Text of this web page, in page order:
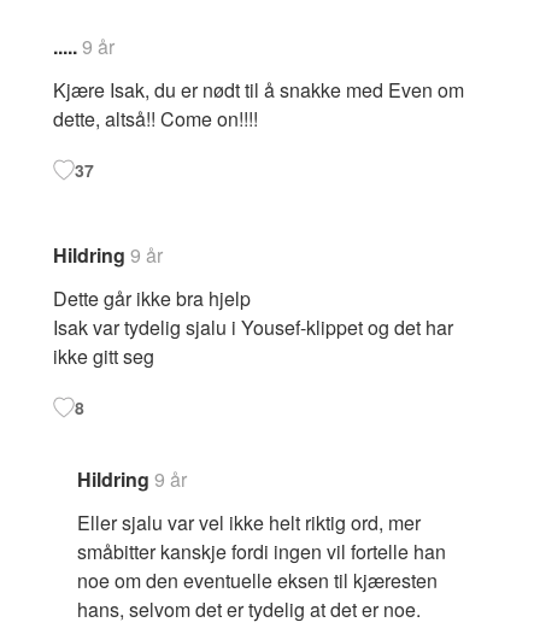
.....9 år
Kjære Isak, du er nødt til å snakke med Even om
dette, altså!! Come on!!!!
37
Hildring 9 år
Dette går ikke bra hjelp
Isak var tydelig sjalu i Yousef-klippet og det har
ikke gitt seg
8
Hildring 9 år
Eller sjalu var vel ikke helt riktig ord, mer
småbitter kanskje fordi ingen vil fortelle han
noe om den eventuelle eksen til kjæresten
hans, selvom det er tydelig at det er noe.